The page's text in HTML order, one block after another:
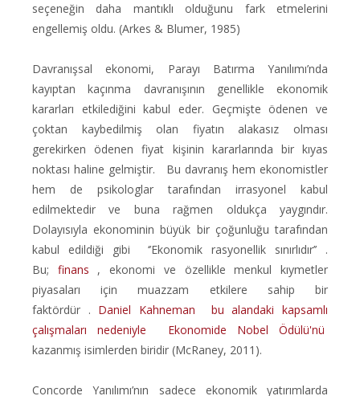
seçeneğin daha mantıklı olduğunu fark etmelerini
engellemiş oldu. (Arkes & Blumer, 1985)
Davranışsal ekonomi, Parayı Batırma Yanılımı’nda
kayıptan kaçınma davranışının genellikle ekonomik
kararları etkilediğini kabul eder. Geçmişte ödenen ve
çoktan kaybedilmiş olan fiyatın alakasız olması
gerekirken ödenen fiyat kişinin kararlarında bir kıyas
noktası haline gelmiştir. Bu davranış hem ekonomistler
hem de psikologlar tarafından irrasyonel kabul
edilmektedir ve buna rağmen oldukça yaygındır.
Dolayısıyla ekonominin büyük bir çoğunluğu tarafından
kabul edildiği gibi
‘’Ekonomik rasyonellik sınırlıdır’’ .
Bu; finans , ekonomi ve özellikle menkul kıymetler
piyasaları için muazzam etkilere sahip bir
faktördür . Daniel Kahneman bu alandaki kapsamlı
çalışmaları nedeniyle Ekonomide Nobel Ödülü'nü
kazanmış isimlerden biridir (McRaney, 2011).
Concorde Yanılımı’nın sadece ekonomik yatırımlarda